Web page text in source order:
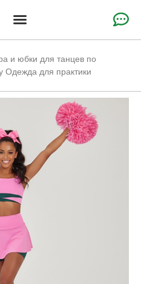
и юбки для танцев по
Одежда для практики